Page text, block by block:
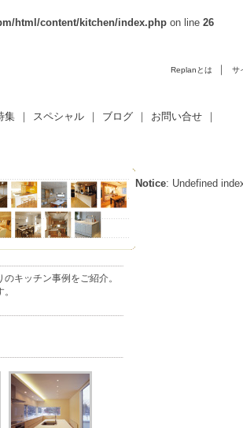
html/content/kitchen/index.php on line 26
Replanとは ｜ サ
集 ｜ スペシャル ｜ ブログ ｜ お問い合せ ｜
キッチン事例をご紹介。
Notice: Undefined